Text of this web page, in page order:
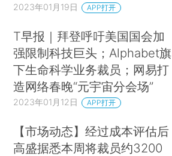
2023年01月19日 APP打开
T早报｜拜登呼吁美国国会加
强限制科技巨头；Alphabet旗
下生命科学业务裁员；网易打
造网络春晚“元宇宙分会场”
2023年01月12日 APP打开
【市场动态】经过成本评估后
高盛据悉本周将裁员约3200